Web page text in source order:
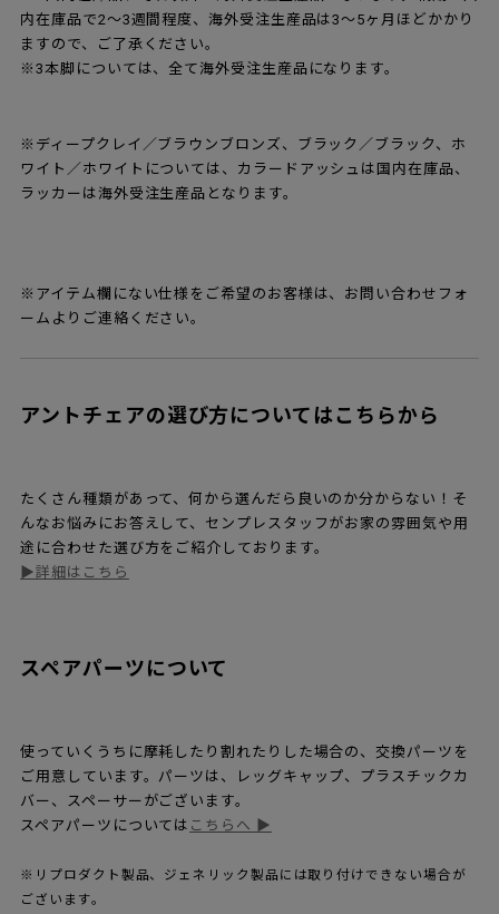
内在庫品で2～3週間程度、海外受注生産品は3～5ヶ月ほどかかり
ますので、ご了承ください。
※3本脚については、全て海外受注生産品になります。
※ディープクレイ／ブラウンブロンズ、ブラック／ブラック、ホ
ワイト／ホワイトについては、カラードアッシュは国内在庫品、
ラッカーは海外受注生産品となります。
※アイテム欄にない仕様をご希望のお客様は、お問い合わせフォ
ームよりご連絡ください。
アントチェアの選び方についてはこちらから
たくさん種類があって、何から選んだら良いのか分からない！そ
んなお悩みにお答えして、センプレスタッフがお家の雰囲気や用
途に合わせた選び方をご紹介しております。
▶︎詳細はこちら
スペアパーツについて
使っていくうちに摩耗したり割れたりした場合の、交換パーツを
ご用意しています。パーツは、レッグキャップ、プラスチックカ
バー、スペーサーがございます。
スペアパーツについては こちらへ ▶
※リプロダクト製品、ジェネリック製品には取り付けできない場合が
ございます。